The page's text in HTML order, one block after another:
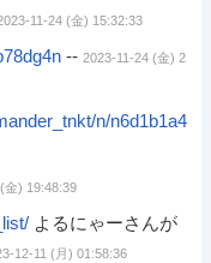
11-24 (金) 15:32:33
-- 2023-11-24 (金) 2
n/n6d1b1a4
金) 19:48:39
よるにゃーさんが
12-11 (月) 01:58:36